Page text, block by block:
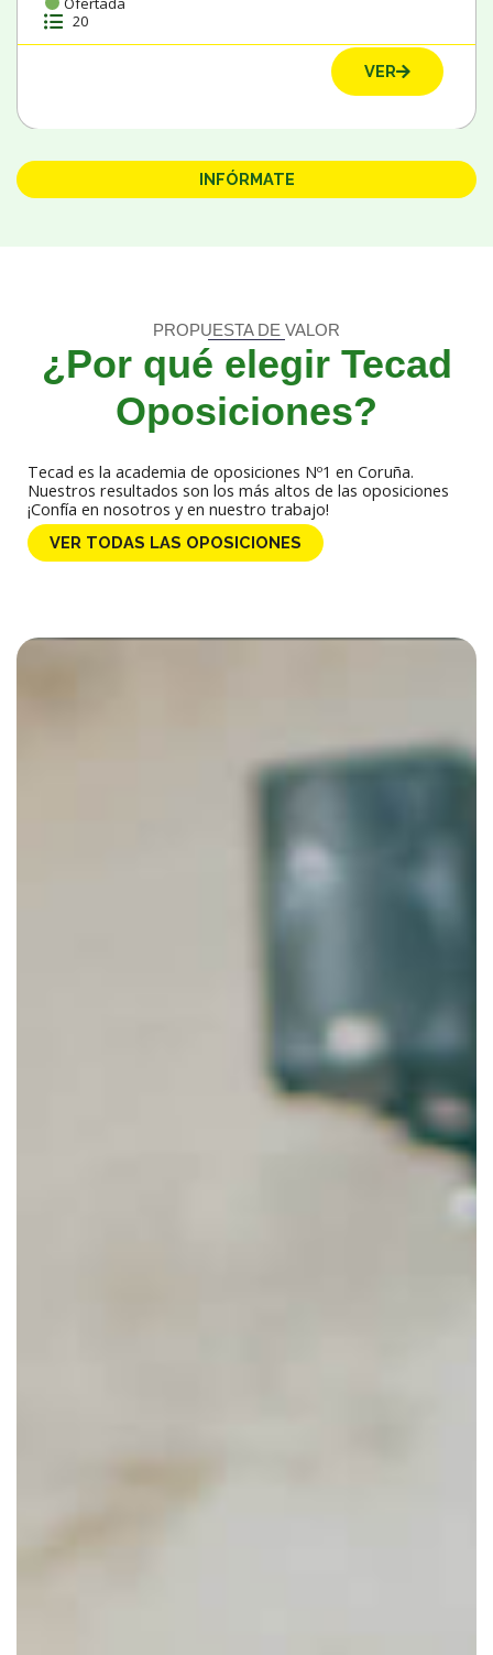
20
VER
INFÓRMATE
PROPUESTA DE VALOR
¿Por qué elegir Tecad
Oposiciones?
Tecad es la academia de oposiciones Nº1 en Coruña.
Nuestros resultados son los más altos de las oposiciones
¡Confía en nosotros y en nuestro trabajo!
VER TODAS LAS OPOSICIONES